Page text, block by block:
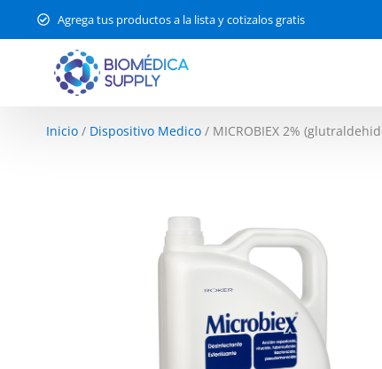
Agrega tus productos a la lista y cotizalos gratis
Inicio / Dispositivo Medico / MICROBIEX 2%